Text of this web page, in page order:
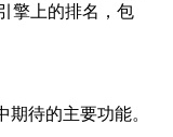
擎上的排名，包
期待的主要功能。